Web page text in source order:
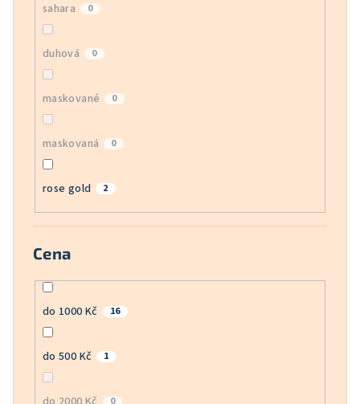
sahara 0
duhová 0
maskované 0
maskovaná 0
rose gold 2
Cena
do 1000 Kč 16
do 500 Kč 1
0